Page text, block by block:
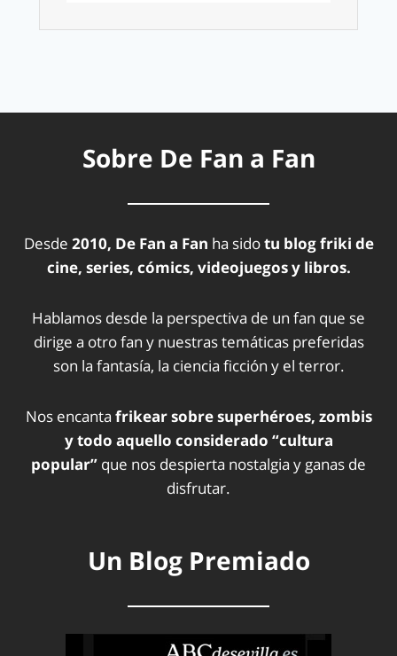
Sobre De Fan a Fan
Desde 2010, De Fan a Fan ha sidotu blog friki de
cine, series, cómics, videojuegos y libros.
Hablamos desde la perspectiva de un fan que se
dirige a otro fan y nuestras temáticas preferidas
son la fantasía, la ciencia ficción y el terror.
Nos encanta frikear sobre superhéroes, zombis
y todo aquello considerado “cultura
popular” que nos despierta nostalgia y ganas de
disfrutar.
Un Blog Premiado